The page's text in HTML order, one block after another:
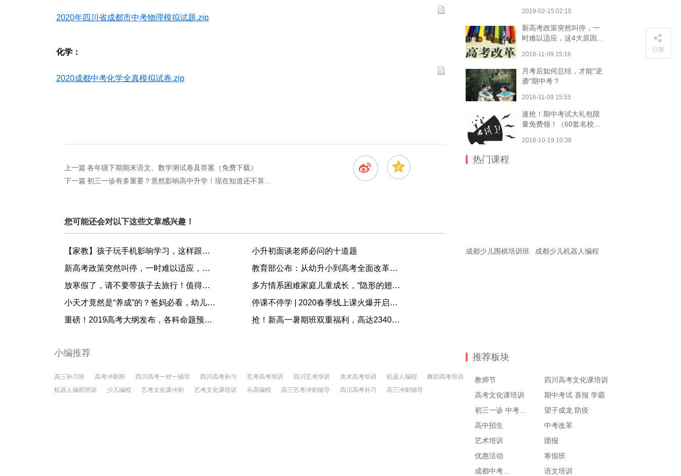
2020年四川省成都市中考物理模拟试题.zip
化学：
2020成都中考化学全真模拟试卷.zip
2019-02-15 02:10
新高考政策突然叫停，一
时难以适应，这4大原因...
2018-11-09 15:16
月考后如何总结，才能"逆
袭"期中考？
2018-11-09 15:55
速抢！期中考试大礼包限
量免费领！（60套名校...
2018-10-19 10:38
热门课程
成都少儿围棋培训班 成都少儿机器人编程
推荐板块
教师节
四川高考文化课培训
高考文化课培训
期中考试 喜报 学霸
初三一诊 中考...
望子成龙 防疫
高中招生
中考改革
艺术培训
团报
优惠活动
寒假班
成都中考...
语文培训
上一篇 各年级下期期末语文、数学测试卷及答案（免费下载）
下一篇 初三一诊有多重要？竟然影响高中升学！现在知道还不算晚！
您可能还会对以下这些文章感兴趣！
【家教】孩子玩手机影响学习，这样跟孩子约法三章最有效!
新高考政策突然叫停，一时难以适应，这4大原因有些措手不及
放寒假了，请不要带孩子去旅行！值得万千父母反思的好文！
小天才竟然是“养成”的？爸妈必看，幼儿学者公布IQ110的炼成秘诀......
重磅！2019高考大纲发布，各科命题预测出炉！
小升初面谈老师必问的十道题
教育部公布：从幼升小到高考全面改革，女孩更有优势了！
多方情系困难家庭儿童成长，“隐形的翅膀”公益慈善项目在成都启动
停课不停学 | 2020春季线上课火爆开启！！！
抢！新高一暑期班双重福利，高达2340元现金优惠+万元奖学金！
小编推荐
高三补习班 高考冲刺班 四川高考一对一辅导 四川高考补习 艺考高考培训 四川艺考培训 美术高考培训 机器人编程
舞蹈高考培训
机器人编程培训
少儿编程 艺考文化课冲刺 艺考文化课培训 乐高编程 高三艺考冲刺辅导 四川高考补习 高三冲刺辅导